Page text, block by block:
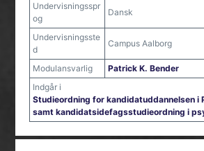
Undervisningsspr
og
Dansk
Undervisningsste
d
Campus Aalborg
Modulansvarlig
Patrick K. Bender
Indgår i
Studieordning for kandidatuddannelsen i
samt kandidatsidefagsstudieordning i